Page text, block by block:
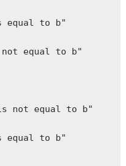
equal to b"
not equal to b"
not equal to b"
equal to b"